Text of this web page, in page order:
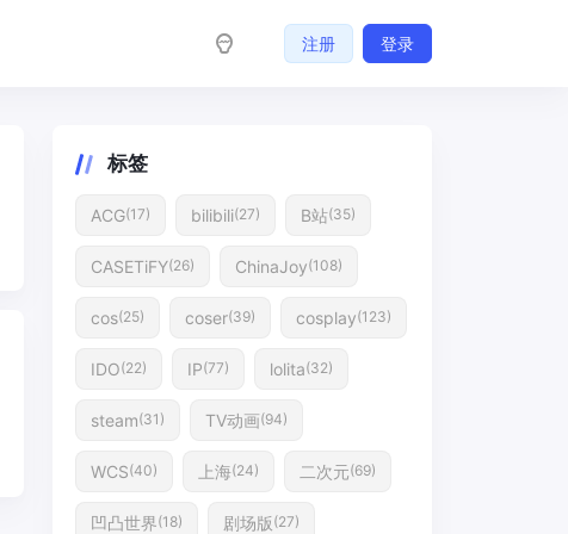
注册 登录
标签
ACG(17) bilibili(27) B站(35)
CASETiFY(26) ChinaJoy(108)
cos(25) coser(39) cosplay(123)
IDO(22) IP(77) lolita(32)
steam(31) TV动画(94)
WCS(40) 上海(24) 二次元(69)
凹凸世界(18) 剧场版(27)